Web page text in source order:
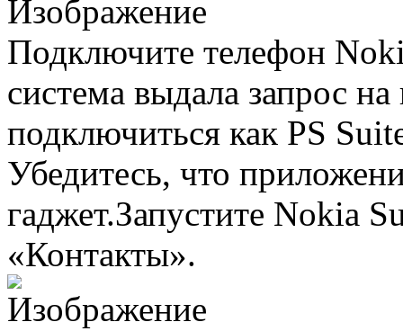
Подключите телефон
система выдала запрос
подключиться как PS
Убедитесь, что
гаджет.Запустите Nokia
«Контакты».